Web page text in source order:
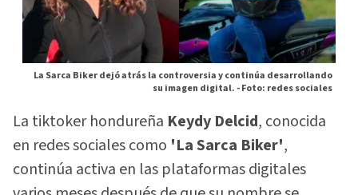
La Sarca Biker dejó atrás la controversia y continúa desarrollando
su imagen digital. -Foto: redes sociales
La tiktoker hondureña Keydy Delcid, conocida
en redes sociales como 'La Sarca Biker',
continúa activa en las plataformas digitales